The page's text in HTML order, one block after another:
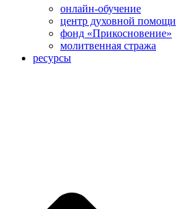
онлайн-обучение
центр духовной помощи
фонд «Прикосновение»
молитвенная стража
ресурсы